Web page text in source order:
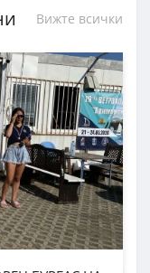
Вижте всички